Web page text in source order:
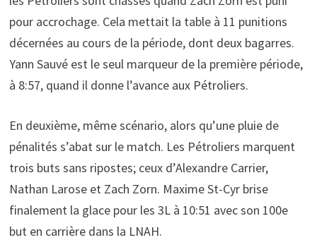
pour accrochage. Cela mettait la table à 11 punitions
décernées au cours de la période, dont deux bagarres.
Yann Sauvé est le seul marqueur de la première période,
à 8:57, quand il donne l’avance aux Pétroliers.
En deuxième, même scénario, alors qu’une pluie de
pénalités s’abat sur le match. Les Pétroliers marquent
trois buts sans ripostes; ceux d’Alexandre Carrier,
Nathan Larose et Zach Zorn. Maxime St-Cyr brise
finalement la glace pour les 3L à 10:51 avec son 100e
but en carrière dans la LNAH.